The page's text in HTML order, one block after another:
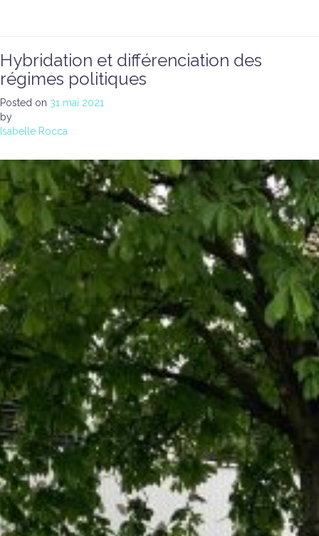
Hybridation et différenciation des
régimes politiques
Posted on 31 mai 2021
by
Isabelle Rocca